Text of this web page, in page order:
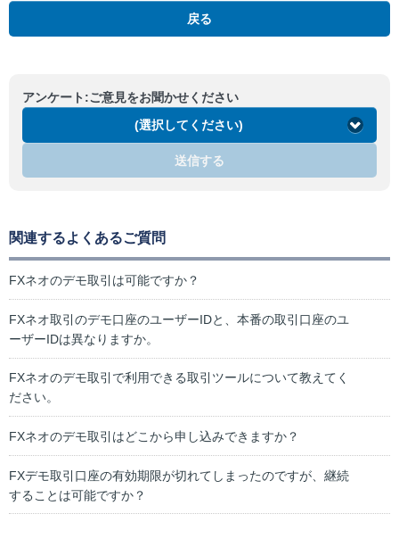
戻る
アンケート:ご意見をお聞かせください
(選択してください)
送信する
関連するよくあるご質問
FXネオのデモ取引は可能ですか？
FXネオ取引のデモ口座のユーザーIDと、本番の取引口座のユ
ーザーIDは異なりますか。
FXネオのデモ取引で利用できる取引ツールについて教えてく
ださい。
FXネオのデモ取引はどこから申し込みできますか？
FXデモ取引口座の有効期限が切れてしまったのですが、継続
することは可能ですか？